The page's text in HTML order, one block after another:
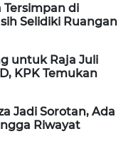
Tersimpan di
Selidiki Ruangan
untuk Raja Juli
KPK Temukan
Jadi Sorotan, Ada
Riwayat